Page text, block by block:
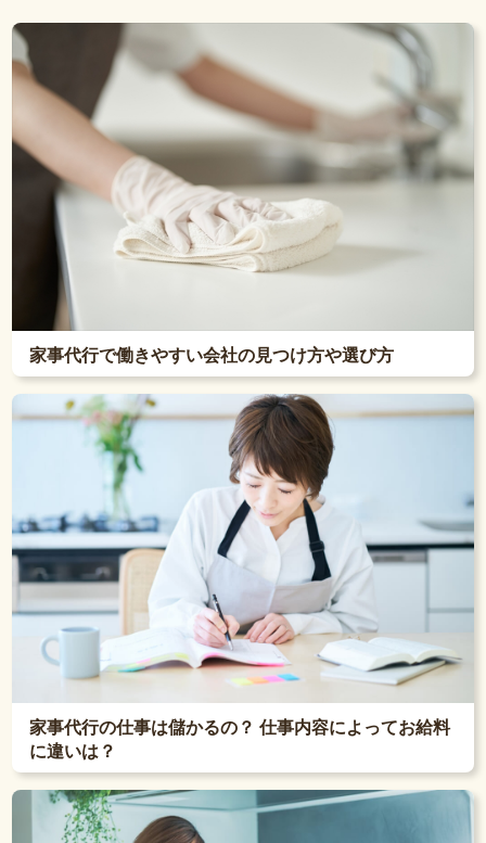
家事代行で働きやすい会社の見つけ方や選び方
家事代行の仕事は儲かるの？ 仕事内容によってお給料
に違いは？